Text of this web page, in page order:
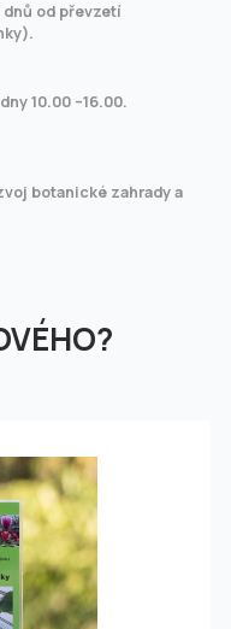
od převzetí
10.00 –16.00.
botanické zahrady a